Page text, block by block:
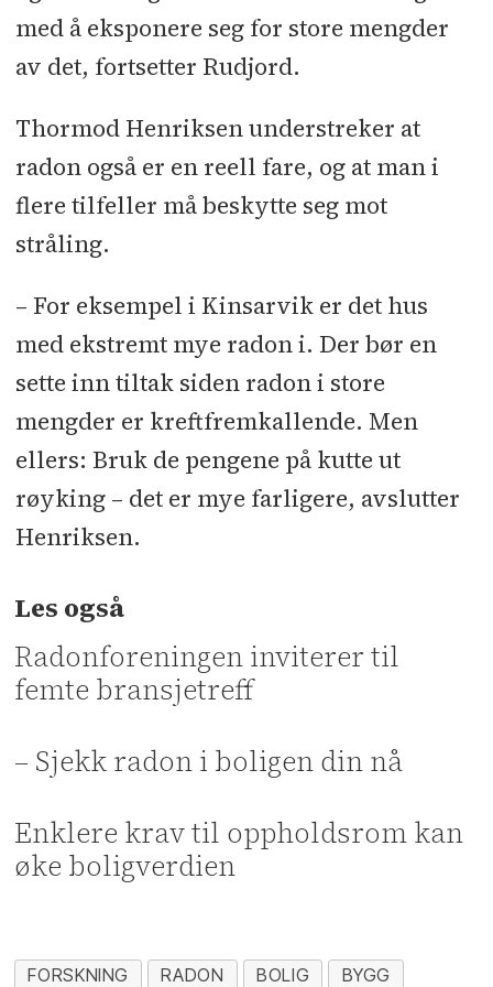
med å eksponere seg for store mengder
av det, fortsetter Rudjord.
Thormod Henriksen understreker at
radon også er en reell fare, og at man i
flere tilfeller må beskytte seg mot
stråling.
– For eksempel i Kinsarvik er det hus
med ekstremt mye radon i. Der bør en
sette inn tiltak siden radon i store
mengder er kreftfremkallende. Men
ellers: Bruk de pengene på kutte ut
røyking – det er mye farligere, avslutter
Henriksen.
Les også
Radonforeningen inviterer til
femte bransjetreff
– Sjekk radon i boligen din nå
Enklere krav til oppholdsrom kan
øke boligverdien
FORSKNING RADON BOLIG BYGG